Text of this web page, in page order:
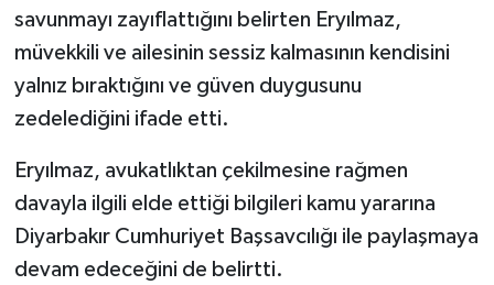
savunmayı zayıflattığını belirten Eryılmaz,
müvekkili ve ailesinin sessiz kalmasının kendisini
yalnız bıraktığını ve güven duygusunu
zedelediğini ifade etti.
Eryılmaz, avukatlıktan çekilmesine rağmen
davayla ilgili elde ettiği bilgileri kamu yararına
Diyarbakır Cumhuriyet Başsavcılığı ile paylaşmaya
devam edeceğini de belirtti.